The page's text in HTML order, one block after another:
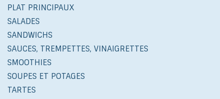
PLAT PRINCIPAUX
SALADES
SANDWICHS
SAUCES, TREMPETTES, VINAIGRETTES
SMOOTHIES
SOUPES ET POTAGES
TARTES